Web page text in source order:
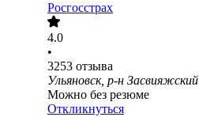
Росгосстрах
4.0
•
3253 отзыва
Ульяновск, р-н Засвияжский
Можно без резюме
Откликнуться